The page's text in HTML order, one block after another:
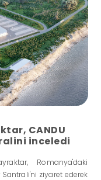
CANDU
inceledi
Romanya'daki
ziyaret ederek